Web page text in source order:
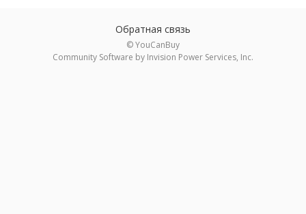
Обратная связь
© YouCanBuy
Community Software by Invision Power Services, Inc.